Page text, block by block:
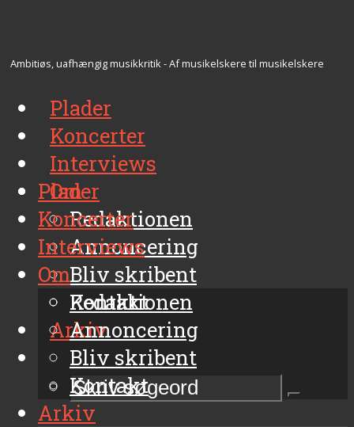
Ambitiøs, uafhængig musikkritik - Af musikelskere til musikelskere
Plader
Koncerter
Interviews
Om
Redaktionen
Annoncering
Bliv skribent
Kontakt
Arkiv
Plader
Koncerter
Interviews
Om
Redaktionen
Annoncering
Bliv skribent
Kontakt
Arkiv